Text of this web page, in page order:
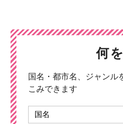
何
国名・都市名、ジャンル
こみできます